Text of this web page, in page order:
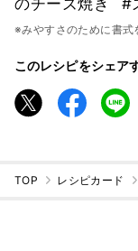
※みやすさのために書式
このレシピをシェア
TOP レシピカード